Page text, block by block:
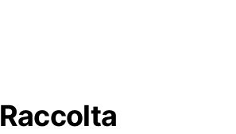
Raccolta